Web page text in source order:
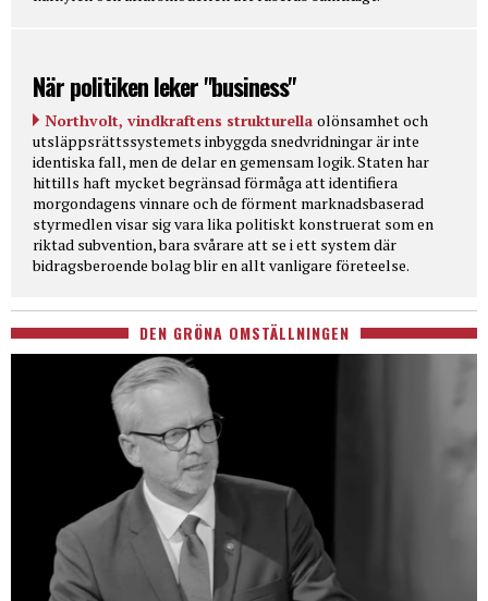
När politiken leker "business"
Northvolt, vindkraftens strukturella olönsamhet och
utsläppsrättssystemets inbyggda snedvridningar är inte
identiska fall, men de delar en gemensam logik. Staten har
hittills haft mycket begränsad förmåga att identifiera
morgondagens vinnare och de förment marknadsbaserad
styrmedlen visar sig vara lika politiskt konstruerat som en
riktad subvention, bara svårare att se i ett system där
bidragsberoende bolag blir en allt vanligare företeelse.
DEN GRÖNA OMSTÄLLNINGEN